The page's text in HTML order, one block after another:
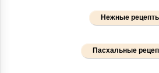
Нежные
Пасхальные